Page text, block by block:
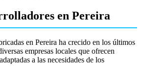
en Pereira
en Pereira ha crecido en los últimos
empresas locales que ofrecen
a las necesidades de los